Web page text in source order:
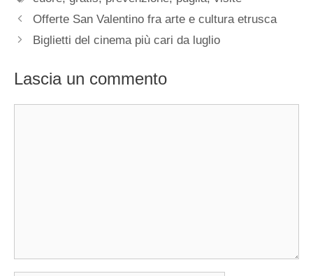
Offerte San Valentino fra arte e cultura etrusca
Biglietti del cinema più cari da luglio
Lascia un commento